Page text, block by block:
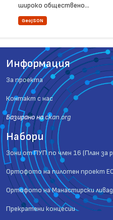
широко обществено...
GeoJSON
Информация
За проекта
Контакт с нас
Базиранo наckan.org
Набори
Зони от ПУП по член 16 (План за
Ортофото на пилотен проект
Ортофото на Манастирски
Прекратени концесии